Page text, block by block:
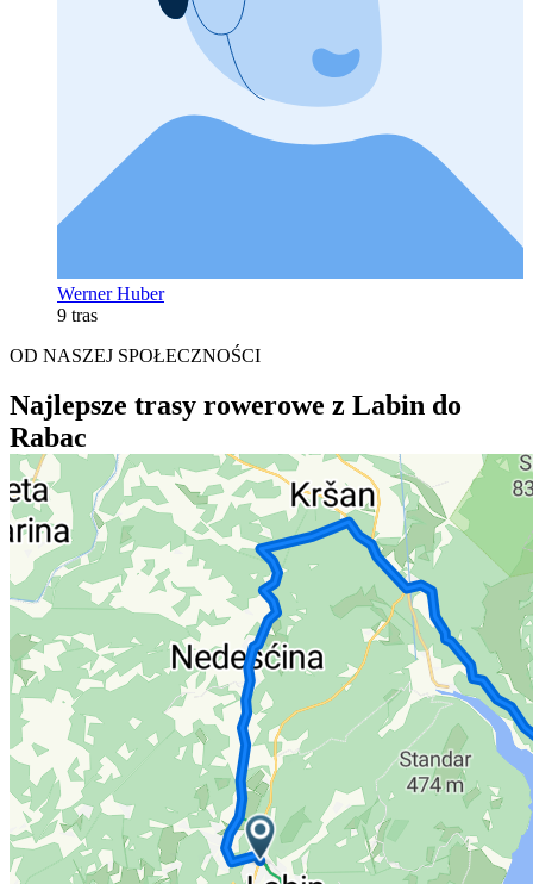
Werner Huber
9 tras
OD NASZEJ SPOŁECZNOŚCI
Najlepsze trasy rowerowe z Labin do
Rabac